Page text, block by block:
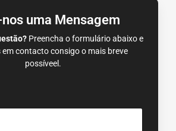
nos uma Mensagem
Preencha o formulário abaixo e
contacto consigo o mais breve
possíveel.